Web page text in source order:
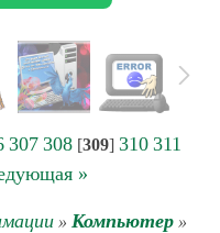
307 308 [309] 310 311
»
» Компьютер »